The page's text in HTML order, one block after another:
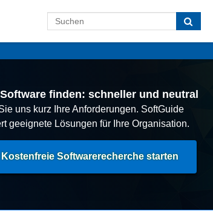
finden: schneller und neutral
uns kurz Ihre Anforderungen. SoftGuide
geeignete Lösungen für Ihre Organisation.
Kostenfreie Softwarerecherche starten